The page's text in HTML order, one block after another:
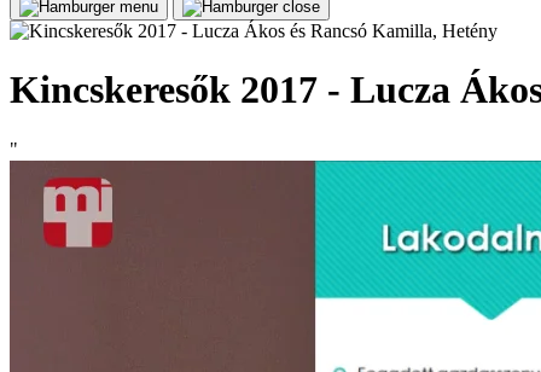
Kincskeresők 2017 - Lucza
"